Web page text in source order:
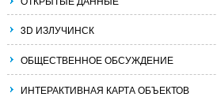
3D ИЗЛУЧИНСК
ОБЩЕСТВЕННОЕ ОБСУЖДЕНИЕ
ИНТЕРАКТИВНАЯ КАРТА ОБЪЕКТОВ